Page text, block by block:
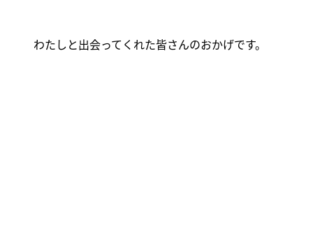
わたしと出会ってくれた皆さんのおかげです。